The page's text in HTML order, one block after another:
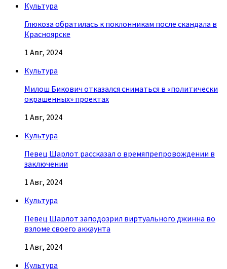
Культура
Глюкоза обратилась к поклонникам после скандала в
Красноярске
1 Авг, 2024
Культура
Милош Бикович отказался сниматься в «политически
окрашенных» проектах
1 Авг, 2024
Культура
Певец Шарлот рассказал о времяпрепровождении в
заключении
1 Авг, 2024
Культура
Певец Шарлот заподозрил виртуального джинна во
взломе своего аккаунта
1 Авг, 2024
Культура